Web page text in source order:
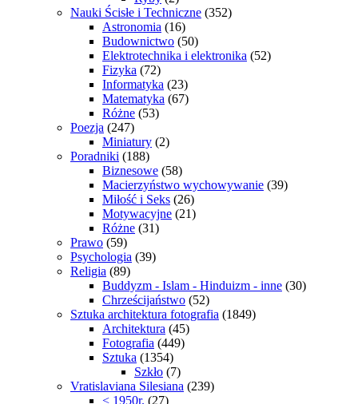
Nauki Ścisłe i Techniczne (352)
Astronomia (16)
Budownictwo (50)
Elektrotechnika i elektronika (52)
Fizyka (72)
Informatyka (23)
Matematyka (67)
Różne (53)
Poezja (247)
Miniatury (2)
Poradniki (188)
Biznesowe (58)
Macierzyństwo wychowywanie (39)
Miłość i Seks (26)
Motywacyjne (21)
Różne (31)
Prawo (59)
Psychologia (39)
Religia (89)
Buddyzm - Islam - Hinduizm - inne (30)
Chrześcijaństwo (52)
Sztuka architektura fotografia (1849)
Architektura (45)
Fotografia (449)
Sztuka (1354)
Szkło (7)
Vratislaviana Silesiana (239)
< 1950r. (27)